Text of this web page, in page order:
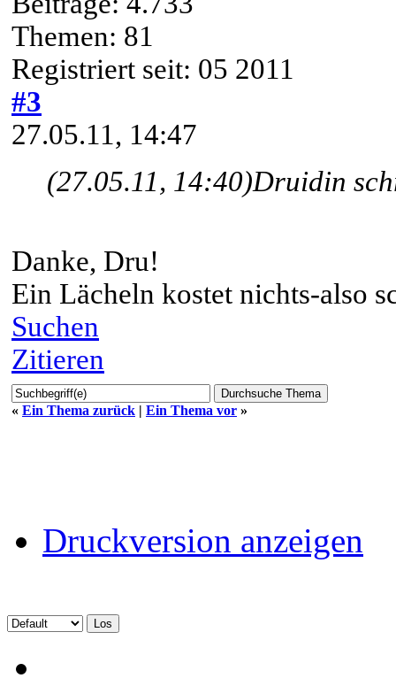
Themen: 81
Registriert seit: 05 2011
#3
27.05.11, 14:47
(27.05.11, 14:40)Druidin
Danke, Dru!
Ein Lächeln kostet nichts-also
Suchen
Zitieren
« Ein Thema zurück | Ein Thema vor »
Druckversion anzeigen